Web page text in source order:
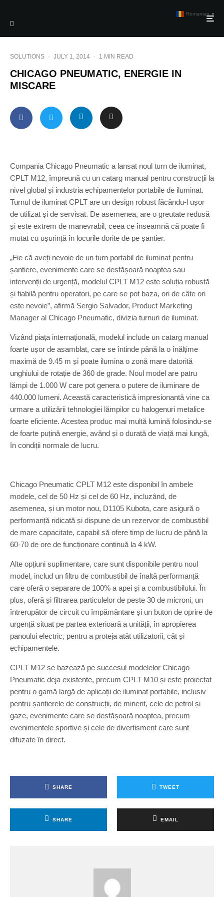
SOLUTIONS · JULY 1, 2014 · 1 MIN READ
CHICAGO PNEUMATIC, ENERGIE IN
MISCARE
Compania Chicago Pneumatic a lansat noul turn de iluminat,
CPLT M12, împreună cu un catarg manual pentru construcții la
nivel global și industria echipamentelor portabile de iluminat.
Turnul de iluminat CPLT are un design robust făcându-l ușor
de utilizat și de servisat. De asemenea, are o greutate redusă
și este extrem de manevrabil, ceea ce înseamnă că poate fi
mutat cu ușurință în locurile dorite de pe șantier.
„Fie că aveți nevoie de un turn portabil de iluminat pentru
șantiere, evenimente care se desfășoară noaptea sau
intervenții de urgență, modelul CPLT M12 este soluția robustă
și fiabilă pentru operatori, pe care se pot baza, ori de câte ori
este nevoie”, afirmă Sergio Salvador, Product Marketing
Manager al Chicago Pneumatic, divizia turnuri de iluminat.
Vizând piața internațională, modelul include un catarg manual
foarte ușor de asamblat, care se întinde până la o înălțime
maximă de 9.45 m și poate ilumina o zonă mare datorită
unghiului de rotație de 360 de grade. Noul model are patru
lămpi de 1.000 W care pot genera o putere de iluminare de
440.000 lumeni. Această caracteristică impresionantă vine ca
urmare a utilizării tehnologiei lămpilor cu halogenuri metalice
foarte eficiente. Acestea produc mai multă lumină folosindu-se
de foarte puțină energie, având și o durată de viață mai lungă,
în condiții normale de lucru.
Chicago Pneumatic CPLT M12 este disponibil în ambele
modele, cel de 50 Hz și cel de 60 Hz, incluzând, de
asemenea, și un motor nou, D1105 Kubota, care asigură o
performanță ridicată și dispune de un rezervor de combustibil
de mare capacitate, capabil să ofere timp de lucru de până la
60-70 de ore de funcționare continuă la 4 kW.
Alte opțiuni suplimentare, care sunt disponibile pentru noul
model, includ un filtru de combustibil de înaltă performanță
care oferă o separare de 100% a apei și a combustibilului. În
plus, oferă și filtrarea particulelor de peste 30 de microni, un
întrerupător de circuit cu împământare și un buton de oprire de
urgență situat pe partea exterioară a unității, în apropierea
panoului electric, pentru a proteja atât utilizatorii, cât și
echipamentele.
CPLT M12 se bazează pe succesul modelelor Chicago
Pneumatic deja existente, precum CPLT M10 și este proiectat
pentru o gamă largă de aplicații de iluminat portabile, inclusiv
pentru șantierele de construcții, de minerit, cele de petrol și
gaze, evenimente care se desfășoară noaptea, precum
evenimentele sportive și cele de divertisment care sunt
difuzate în direct.
SHARE TWEET
SHARE EMAIL
Romanian ▼